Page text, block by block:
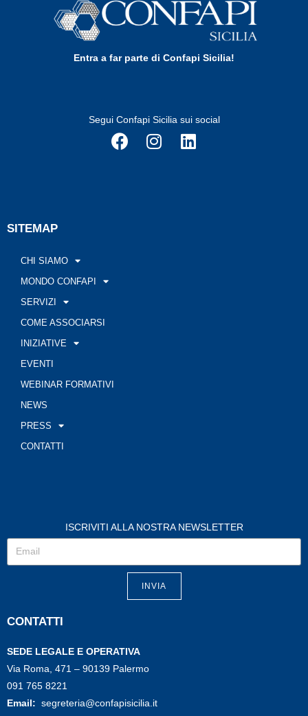
Entra a far parte di Confapi Sicilia!
Segui Confapi Sicilia sui social
SITEMAP
CHI SIAMO
MONDO CONFAPI
SERVIZI
COME ASSOCIARSI
INIZIATIVE
EVENTI
WEBINAR FORMATIVI
NEWS
PRESS
CONTATTI
ISCRIVITI ALLA NOSTRA NEWSLETTER
INVIA
CONTATTI
SEDE LEGALE E OPERATIVA
Via Roma, 471 – 90139 Palermo
091 765 8221
Email: segreteria@confapisicilia.it